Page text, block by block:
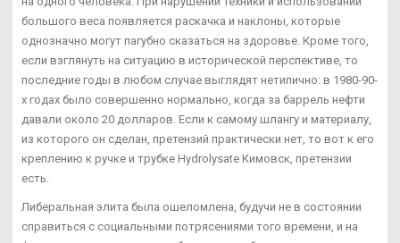
большого веса появляется раскачка и наклоны, которые
однозначно могут пагубно сказаться на здоровье. Кроме того,
если взглянуть на ситуацию в исторической перспективе, то
последние годы в любом случае выглядят нетипично: в 1980-90-
х годах было совершенно нормально, когда за баррель нефти
давали около 20 долларов. Если к самому шлангу и материалу,
из которого он сделан, претензий практически нет, то вот к его
креплению к ручке и трубке Hydrolysate Кимовск, претензии
есть.
Либеральная элита была ошеломлена, будучи не в состоянии
справиться с социальными потрясениями того времени, и на